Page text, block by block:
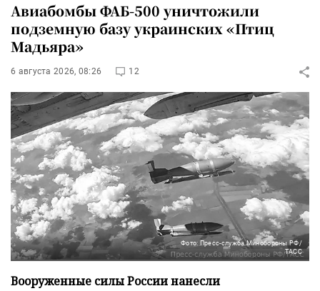
Авиабомбы ФАБ-500 уничтожили
подземную базу украинских «Птиц
Мадьяра»
6 августа 2026, 08:26 12
Фото: Пресс-служба Минобороны РФ/
ТАСС
Вооруженные силы России нанесли